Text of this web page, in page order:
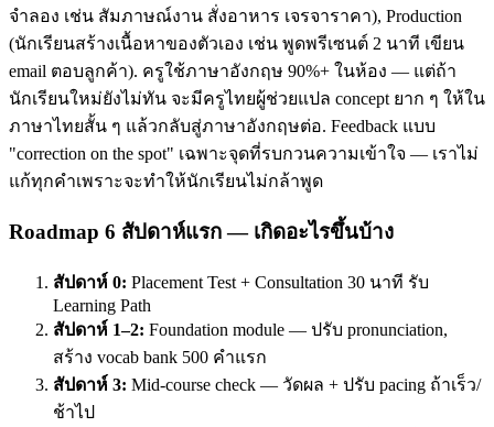
จำลอง เช่น สัมภาษณ์งาน สั่งอาหาร เจรจาราคา), Production
(นักเรียนสร้างเนื้อหาของตัวเอง เช่น พูดพรีเซนต์ 2 นาที เขียน
email ตอบลูกค้า). ครูใช้ภาษาอังกฤษ 90%+ ในห้อง — แต่ถ้า
นักเรียนใหม่ยังไม่ทัน จะมีครูไทยผู้ช่วยแปล concept ยาก ๆ ให้ใน
ภาษาไทยสั้น ๆ แล้วกลับสู่ภาษาอังกฤษต่อ. Feedback แบบ
"correction on the spot" เฉพาะจุดที่รบกวนความเข้าใจ — เราไม่
แก้ทุกคำเพราะจะทำให้นักเรียนไม่กล้าพูด
Roadmap 6 สัปดาห์แรก — เกิดอะไรขึ้นบ้าง
สัปดาห์ 0: Placement Test + Consultation 30 นาที รับ
Learning Path
สัปดาห์ 1–2: Foundation module — ปรับ pronunciation,
สร้าง vocab bank 500 คำแรก
สัปดาห์ 3: Mid-course check — วัดผล + ปรับ pacing ถ้าเร็ว/
ช้าไป